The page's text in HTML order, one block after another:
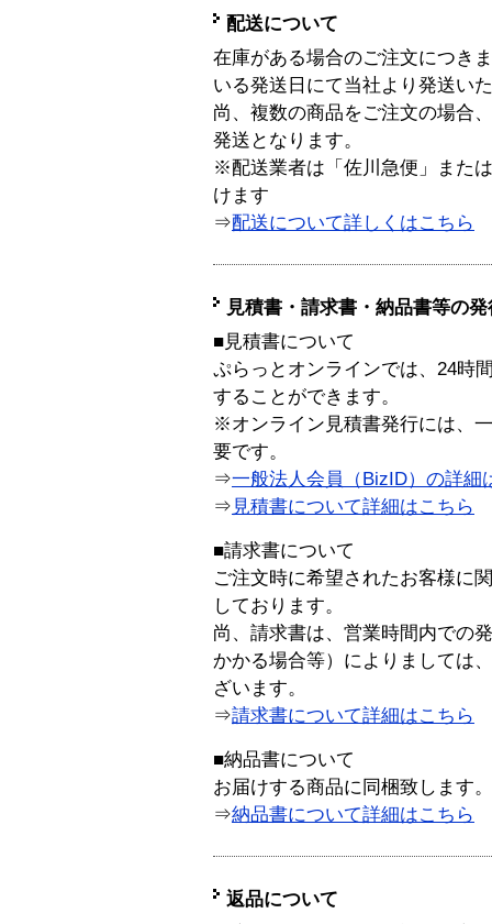
配送について
在庫がある場合のご注文につき
いる発送日にて当社より発送い
尚、複数の商品をご注文の場合
発送となります。
※配送業者は「佐川急便」また
けます
⇒配送について詳しくはこちら
見積書・請求書・納品書等の
■見積書について
ぷらっとオンラインでは、24時
することができます。
※オンライン見積書発行には、
要です。
⇒一般法人会員（BizID）の詳細
⇒ 見積書について詳細はこちら
■請求書について
ご注文時に希望されたお客様に
しております。
尚、請求書は、営業時間内での
かかる場合等）によりましては
ざいます。
⇒請求書について詳細はこちら
■納品書について
お届けする商品に同梱致します。
⇒納品書について詳細はこちら
返品について